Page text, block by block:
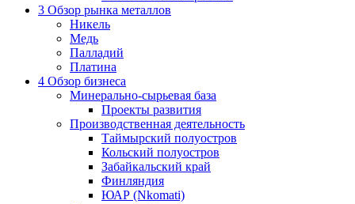
3 Обзор рынка металлов
Никель
Медь
Палладий
Платина
4 Обзор бизнеса
Минерально-сырьевая база
Проекты развития
Производственная деятельность
Таймырский полуостров
Кольский полуостров
Забайкальский край
Финляндия
ЮАР (Nkomati)